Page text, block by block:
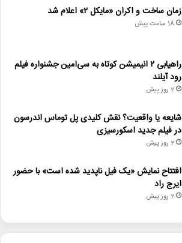
زمان ساخت و اکران «مایکل ۲» اعلام شد
18 ساعت پیش
راهیابی ۲ انیمیشن کوتاه به سی‌امین جشنواره فیلم
رود آیلند
2 روز پیش
شایعه یا واقعیت؟ نقش کلیدی پل توماس اندرسون
در فیلم جدید اسکورسیزی
2 روز پیش
افتتاح نمایش «یک فیل ناپدید شده است» با حضور
ایرج راد
2 روز پیش